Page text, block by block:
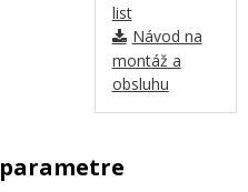
list
Návod na
montáž a
obsluhu